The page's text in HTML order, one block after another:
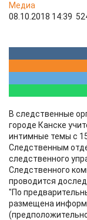
Медиа
08.10.2018 14:39
В следственные
городе Канске
интимные темы с
Следственным
следственного
Следственного
проводится
"По
размещена